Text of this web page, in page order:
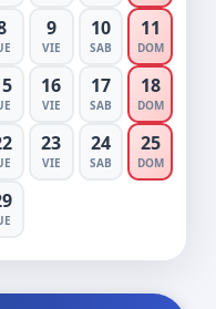
9
VIE
10
SAB
11
DOM
16
VIE
17
SAB
18
DOM
23
VIE
24
SAB
25
DOM